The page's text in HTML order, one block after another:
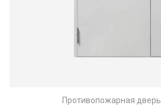
Противопожарная дверь